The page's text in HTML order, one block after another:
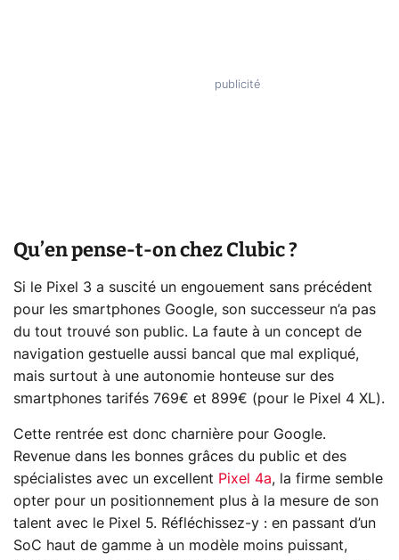
Qu’en pense-t-on chez Clubic ?
Si le Pixel 3 a suscité un engouement sans précédent
pour les smartphones Google, son successeur n’a pas
du tout trouvé son public. La faute à un concept de
navigation gestuelle aussi bancal que mal expliqué,
mais surtout à une autonomie honteuse sur des
smartphones tarifés 769€ et 899€ (pour le Pixel 4 XL).
Cette rentrée est donc charnière pour Google.
Revenue dans les bonnes grâces du public et des
spécialistes avec un excellent Pixel 4a, la firme semble
opter pour un positionnement plus à la mesure de son
talent avec le Pixel 5. Réfléchissez-y : en passant d’un
SoC haut de gamme à un modèle moins puissant,